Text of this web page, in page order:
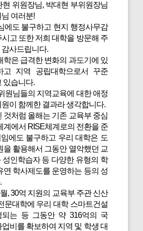
현 위원장님, 박대현 부위원장님
여러분!
에도 불구하고 현지 행정사무감
고 또한 저희 대학을 방문해 주
사드립니다.
학은 급격한 변화의 과도기에 있
고 지역 공립대학으로서 꾸준
있습니다.
원님들의 지역교육에 대한 애정
이 함께한 결과라 생각합니다.
것처럼 올해는 기존 교육부 중심
계에서 RISE체계로의 전환을 준
에도 불구하고 우리 대학은 도
을 활용해서 그동안 열악했던 교
성인학습자 등 다양한 유형의 학
연 학사제도를 운영하는 등의 성
, 30억 지원의 교육부 주관 신산
문대학에 우리 대학 스마트건설
되는 등 그동안 약 316억의 국
비를 확보하여 지역 및 학생 대